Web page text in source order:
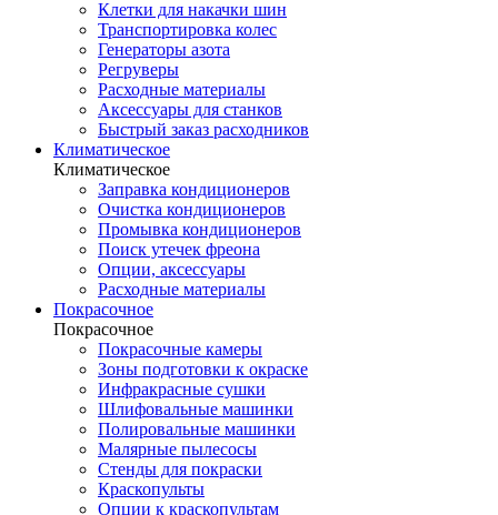
Клетки для накачки шин
Транспортировка колес
Генераторы азота
Регруверы
Расходные материалы
Аксессуары для станков
Быстрый заказ расходников
Климатическое
Климатическое
Заправка кондиционеров
Очистка кондиционеров
Промывка кондиционеров
Поиск утечек фреона
Опции, аксессуары
Расходные материалы
Покрасочное
Покрасочное
Покрасочные камеры
Зоны подготовки к окраске
Инфракрасные сушки
Шлифовальные машинки
Полировальные машинки
Малярные пылесосы
Стенды для покраски
Краскопульты
Опции к краскопультам